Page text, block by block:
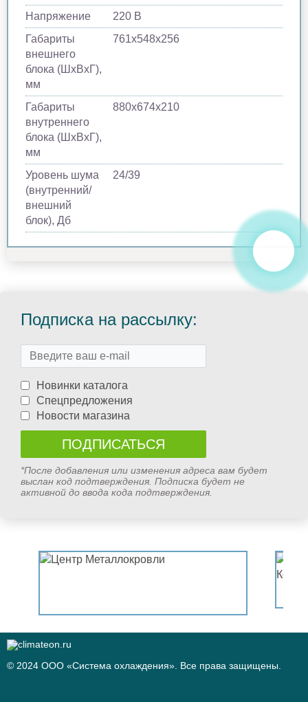
Напряжение
220 В
Габариты
внешнего
блока (ШхВхГ),
мм
761х548х256
Габариты
внутреннего
блока (ШхВхГ),
мм
880х674х210
Уровень шума
(внутренний/
внешний
блок), Дб
24/39
Подписка на рассылку:
Новинки каталога
Спецпредложения
Новости магазина
*После добавления или изменения адреса вам будет
выслан код подтверждения. Подписка будет не
активной до ввода кода подтверждения.
© 2024 ООО «Система охлаждения». Все права защищены.